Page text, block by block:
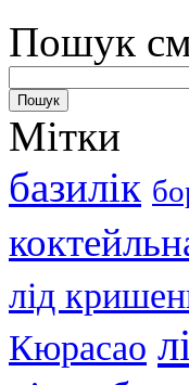
Пошук
Мітки
базилік
лід
Кюрасао